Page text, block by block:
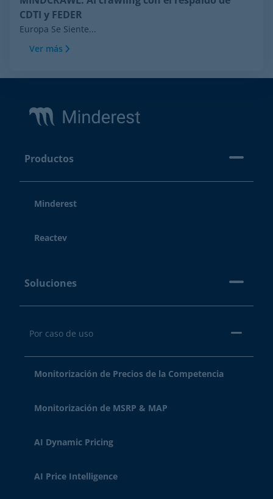
CDTI y FEDER
Europa Se Siente...
Ver más
Productos
Minderest
Reactev
Soluciones
Por caso de uso
Monitorización de Precios de la Competencia
Monitorización de MSRP & MAP
AI Dynamic Pricing
AI Price Intelligence